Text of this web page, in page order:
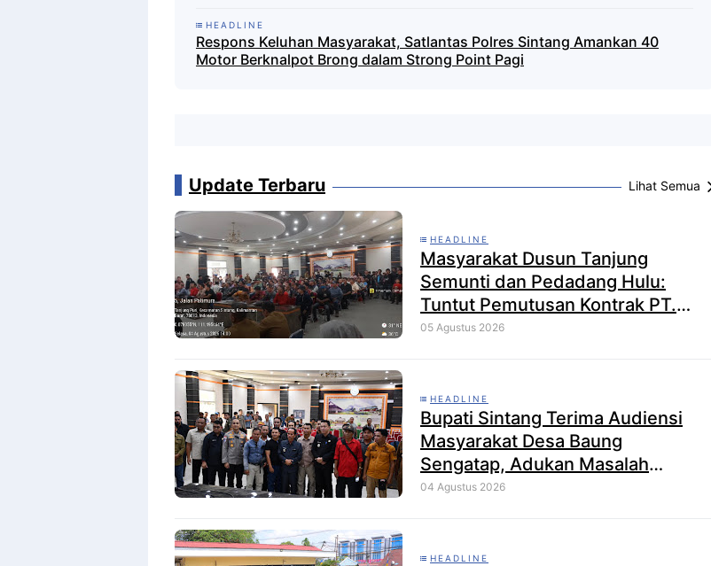
HEADLINE
Respons Keluhan Masyarakat, Satlantas Polres Sintang Amankan 40
Motor Berknalpot Brong dalam Strong Point Pagi
Update Terbaru Lihat Semua
HEADLINE
Masyarakat Dusun Tanjung
Semunti dan Pedadang Hulu:
Tuntut Pemutusan Kontrak PT.
Satya Nusa Indah Perkasa
05 Agustus 2026
HEADLINE
Bupati Sintang Terima Audiensi
Masyarakat Desa Baung
Sengatap, Adukan Masalah
Dengan Investor Perkebunan
04 Agustus 2026
HEADLINE